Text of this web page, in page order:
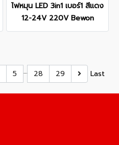
ไฟหมุน LED 3in1 เบอร์1 สีแดง
12-24V 220V Bewon
5 … 28 29 Last